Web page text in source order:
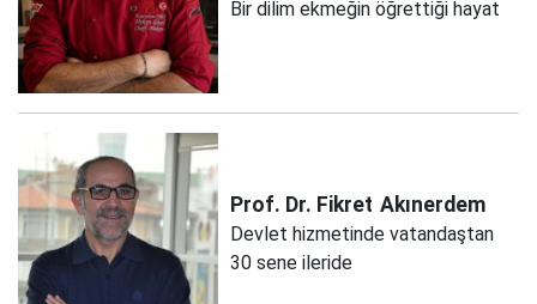
Bir dilim ekmeğin öğrettiği hayat
Prof. Dr. Fikret Akınerdem
Devlet hizmetinde vatandaştan
30 sene ileride